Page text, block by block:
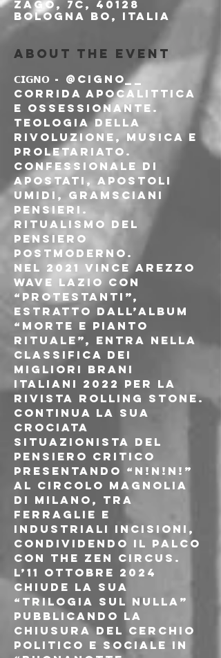
Zago, 7c, 40128
Bologna BO, Italia
About the event
𝗖𝗜𝗚𝗡𝗢 - @cigno__
Corrida apocalittica
e ossessionante.
teologia della
rivoluzione, musica e
proletariato.
Confessionale di
apostati, apostoli
umidi, gramsciani
pensieri.
Ritualismo del
pensiero
postmoderno.
Nel 2021 vince Arezzo
Wave lazio con
“Protestanti”,
estratto dall’album
“Morte e pianto
rituale”, entra nella
classifica dei
migliori brani
italiani 2022 per la
rivista Rolling Stone.
Continua la sua
crociata
situazionista del
pensiero critico
presentando “N!N!N!”
al Circolo Magnolia
di Milano, tra
ferraglie e
industriali incisioni,
condividendo il palco
con The Zen Circus.
L’11 ottobre 2024
chiude la sua
“trilogia sul nulla”
pubblicando la
chiusura del cerchio
politico e sociale in